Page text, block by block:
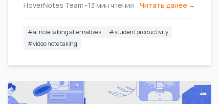
специально для обучения.
HoverNotes Team • 13 мин чтения Читать далее →
#ai note taking alternatives #student productivity
#video note taking